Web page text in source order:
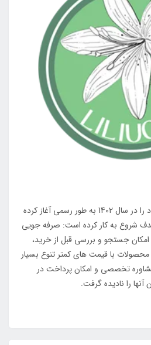
وب سایت لیلیوم فعالیت خود را در سال 1402 به طور رسمی آغاز کرده
شروع به کار کرده است: صرفه جویی
امکان جستجو و بررسی قبل از خرید،
با قیمت های کمتر تنوع بسیار
مشاوره تخصصی و امکان پرداخت در
را نادیده گرفت.